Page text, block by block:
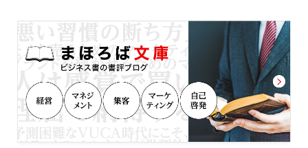
体の生産性向上を目指します。 □管理
会計 会計情報活用 経営分析、利益管
理、予実管理、原価管理、資金繰り管
理、 部門別損益管理、取引先別、商品
別損益管理。 リアルタイムデータを活
用してタイムリーな意思決定ができる
ようになります。次に、具体的な数値
に基づいた客観的な目標設定が可能に
なり、企業全体で一貫した目標に向か
お待ちしております。
司法修習50期